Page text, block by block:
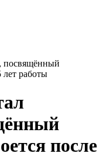
посвящённый
лет работы
после